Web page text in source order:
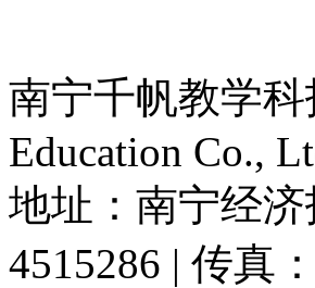
南宁千帆教学科
Education Co.,
地址：南宁经
4515286 | 传真